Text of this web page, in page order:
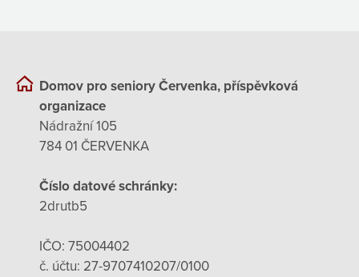
Domov pro seniory Červenka, příspěvková
organizace
Nádražní 105
784 01 ČERVENKA
Číslo datové schránky:
2drutb5
IČO: 75004402
č. účtu: 27-9707410207/0100